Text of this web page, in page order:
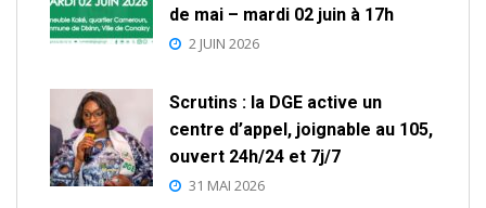
de mai – mardi 02 juin à 17h
2 JUIN 2026
Scrutins : la DGE active un
centre d’appel, joignable au 105,
ouvert 24h/24 et 7j/7
31 MAI 2026